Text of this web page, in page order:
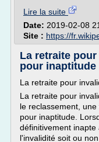
Lire la suite
Date: 2019-02-08
Site : https://
La retraite
pour inaptitude
La retraite pour
La retraite pour
le reclassement,
pour inaptitude.
définitivement
l'invalidité soit ou